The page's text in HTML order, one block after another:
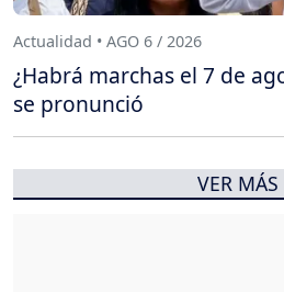
Actualidad • AGO 6 / 2026
¿Habrá marchas el 7 de
se pronunció
VER MÁS